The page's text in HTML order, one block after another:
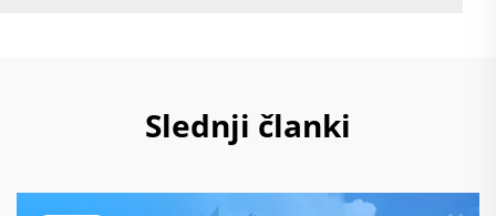
Slednji članki